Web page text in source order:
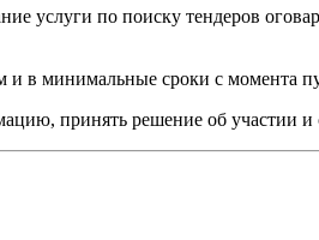
услуги по поиску тендеров
в минимальные сроки с момента
принять решение об участии и